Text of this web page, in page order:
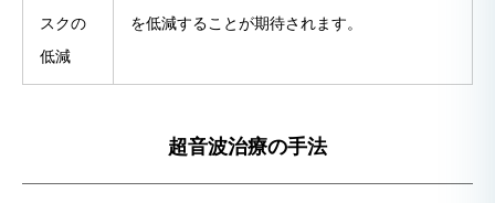
スクの
低減
を低減することが期待されます。
超音波治療の手法